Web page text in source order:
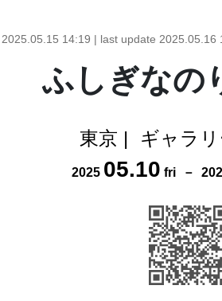
2025.05.15 14:19 | last update 2025.05.16
ふしぎなの
東京 | ギャラ
2025 05.10 fri －